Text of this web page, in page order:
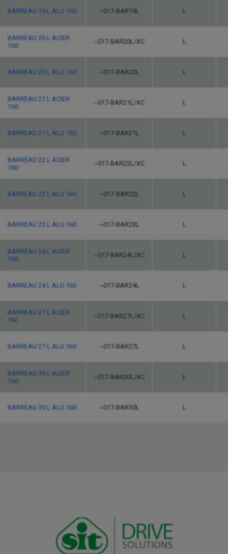
BARREAU 19 L ALU 160 --017-BAR19L L
BARREAU 20 L ACIER
160
--017-BAR20L/XC L
BARREAU 20 L ALU 160 --017-BAR20L L
BARREAU 21 L ACIER
160
--017-BAR21L/XC L
BARREAU 21 L ALU 160 --017-BAR21L L
BARREAU 22 L ACIER
160
--017-BAR22L/XC L
BARREAU 22 L ALU 160 --017-BAR22L L
BARREAU 23 L ALU 160 --017-BAR23L L
BARREAU 24 L ACIER
160
--017-BAR24L/XC L
BARREAU 24 L ALU 160 --017-BAR24L L
BARREAU 27 L ACIER
160
--017-BAR27L/XC L
BARREAU 27 L ALU 160 --017-BAR27L L
BARREAU 30 L ACIER
160
--017-BAR30L/XC L
BARREAU 30 L ALU 160 --017-BAR30L L